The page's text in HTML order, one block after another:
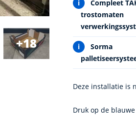
18
i
Compleet
trostomaten
i
Sorma
Deze installatie is
Druk op de